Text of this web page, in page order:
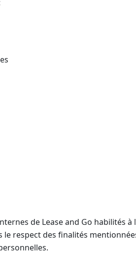
de Lease and Go habilités
respect des finalités